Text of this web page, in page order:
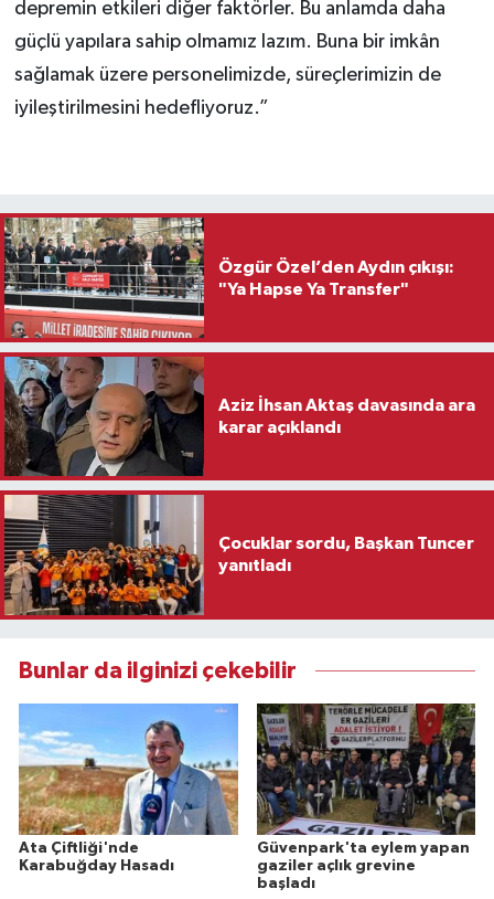
depremin etkileri diğer faktörler. Bu anlamda daha
güçlü yapılara sahip olmamız lazım. Buna bir imkân
sağlamak üzere personelimizde, süreçlerimizin de
iyileştirilmesini hedefliyoruz.”
Özgür Özel’den Aydın çıkışı:
"Ya Hapse Ya Transfer"
Aziz İhsan Aktaş davasında ara
karar açıklandı
Çocuklar sordu, Başkan Tuncer
yanıtladı
Bunlar da ilginizi çekebilir
Ata Çiftliği'nde
Karabuğday Hasadı
Güvenpark'ta eylem yapan
gaziler açlık grevine
başladı